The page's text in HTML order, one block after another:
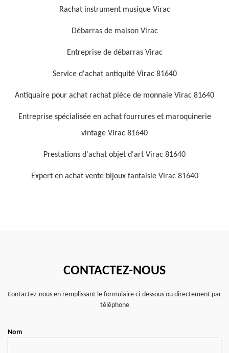
Rachat instrument musique Virac
Débarras de maison Virac
Entreprise de débarras Virac
Service d'achat antiquité Virac 81640
Antiquaire pour achat rachat pièce de monnaie Virac 81640
Entreprise spécialisée en achat fourrures et maroquinerie
vintage Virac 81640
Prestations d'achat objet d'art Virac 81640
Expert en achat vente bijoux fantaisie Virac 81640
CONTACTEZ-NOUS
Contactez-nous en remplissant le formulaire ci-dessous ou directement par
téléphone
Nom